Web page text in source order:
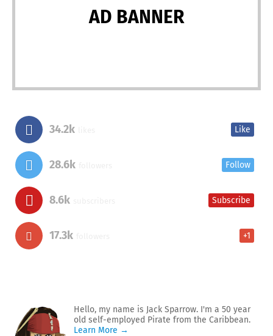
AD BANNER
34.2k Like
28.6k Follow
8.6k Subscribe
17.3k +1
Hello, my name is Jack Sparrow. I'm a 50 year
old self-employed Pirate from the Caribbean.
Learn More →